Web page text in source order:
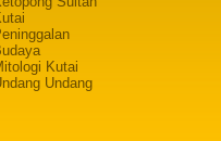
Kutai
Undang